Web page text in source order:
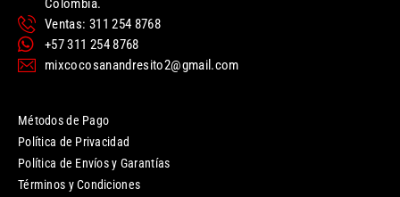
Colombia.
Ventas: 311 254 8768
+57 311 254 8768
mixcocosanandresito2@gmail.com
Métodos de Pago
Política de Privacidad
Política de Envíos y Garantías
Términos y Condiciones